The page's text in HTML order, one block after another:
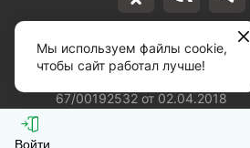
Войти
Лицензия на
образовательной
67/00192532 от 02.04.2018
Мы используем файлы cookie,
чтобы сайт работал лучше!